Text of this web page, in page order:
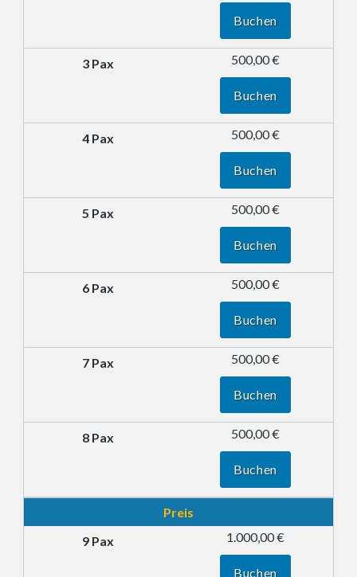
Buchen
500,00 €
Buchen
500,00 €
Buchen
500,00 €
Buchen
500,00 €
Buchen
500,00 €
Buchen
500,00 €
Buchen
Preis
1.000,00 €
Buchen